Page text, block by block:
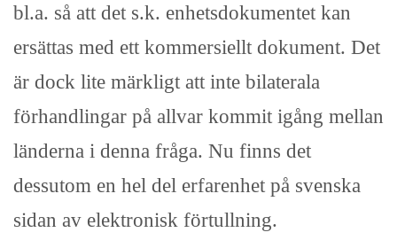
bl.a. så att det s.k. enhetsdokumentet kan
ersättas med ett kommersiellt dokument. Det
är dock lite märkligt att inte bilaterala
förhandlingar på allvar kommit igång mellan
länderna i denna fråga. Nu finns det
dessutom en hel del erfarenhet på svenska
sidan av elektronisk förtullning.